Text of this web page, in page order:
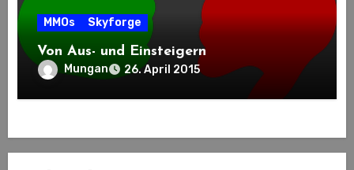
MMOs Skyforge
Von Aus- und Einsteigern
Mungan 26. April 2015